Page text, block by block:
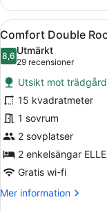
Room
with
Free
Airport
Shuttle
Öppna
alla
foton
för
Comfort
Double
Room,
Terrace
with
Free
Airport
Shuttle
9
Comfort Double
8,68,6 av 10
Utmärkt
29 recensioner
(29 recensioner)
Utsikt mot
15 kvadratmeter
1 sovrum
2 sovplatser
2 enkelsängar
Gratis wi-fi
Mer information
Mer